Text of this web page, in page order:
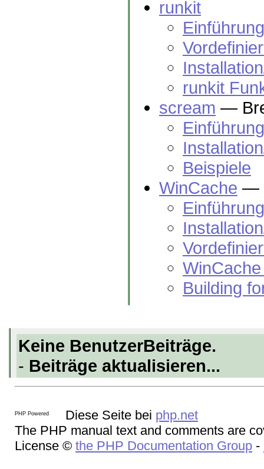
runkit
Einführung
runkit
scream —
Einführung
Beispiele
WinCache —
Einführung
Building
Keine BenutzerBeiträge.
- Beiträge aktualisieren...
Diese Seite bei php.net
The PHP manual text and comments are
License © the PHP Documentation Group -